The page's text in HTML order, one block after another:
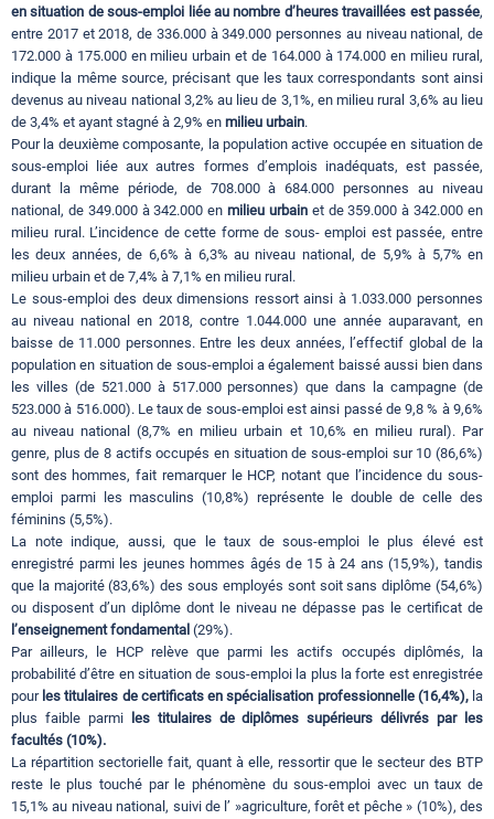
en situation de sous-emploi liée au nombre d’heures travaillées est passée,
entre 2017 et 2018, de 336.000 à 349.000 personnes au niveau national, de
172.000 à 175.000 en milieu urbain et de 164.000 à 174.000 en milieu rural,
indique la même source, précisant que les taux correspondants sont ainsi
devenus au niveau national 3,2% au lieu de 3,1%, en milieu rural 3,6% au lieu
de 3,4% et ayant stagné à 2,9% en milieu urbain.
Pour la deuxième composante, la population active occupée en situation de
sous-emploi liée aux autres formes d’emplois inadéquats, est passée,
durant la même période, de 708.000 à 684.000 personnes au niveau
national, de 349.000 à 342.000 enmilieu urbainet de 359.000 à 342.000 en
milieu rural. L’incidence de cette forme de sous- emploi est passée, entre
les deux années, de 6,6% à 6,3% au niveau national, de 5,9% à 5,7% en
milieu urbain et de 7,4% à 7,1% en milieu rural.
Le sous-emploi des deux dimensions ressort ainsi à 1.033.000 personnes
au niveau national en 2018, contre 1.044.000 une année auparavant, en
baisse de 11.000 personnes. Entre les deux années, l’effectif global de la
population en situation de sous-emploi a également baissé aussi bien dans
les villes (de 521.000 à 517.000 personnes) que dans la campagne (de
523.000 à 516.000). Le taux de sous-emploi est ainsi passé de 9,8 % à 9,6%
au niveau national (8,7% en milieu urbain et 10,6% en milieu rural). Par
genre, plus de 8 actifs occupés en situation de sous-emploi sur 10 (86,6%)
sont des hommes, fait remarquer le HCP, notant que l’incidence du sous-
emploi parmi les masculins (10,8%) représente le double de celle des
féminins (5,5%).
La note indique, aussi, que le taux de sous-emploi le plus élevé est
enregistré parmi les jeunes hommes âgés de 15 à 24 ans (15,9%), tandis
que la majorité (83,6%) des sous employés sont soit sans diplôme (54,6%)
ou disposent d’un diplôme dont le niveau ne dépasse pas le certificat de
l’enseignement fondamental (29%).
Par ailleurs, le HCP relève que parmi les actifs occupés diplômés, la
probabilité d’être en situation de sous-emploi la plus la forte est enregistrée
pour les titulaires de certificats en spécialisation professionnelle (16,4%),la
plus faible parmi
les titulaires de diplômes supérieurs délivrés par les
facultés (10%).
La répartition sectorielle fait, quant à elle, ressortir que le secteur des BTP
reste le plus touché par le phénomène du sous-emploi avec un taux de
15,1% au niveau national, suivi de l’ »agriculture, forêt et pêche » (10%), des